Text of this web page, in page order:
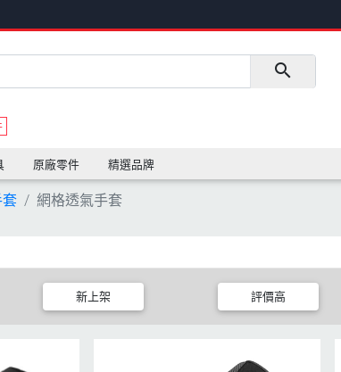
原廠零件 精選品牌
套 網格透氣手套
新上架 評價高